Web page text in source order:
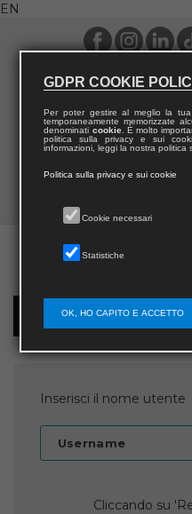
EN
Password recovery
Inserisci il nome utente
Username
Cliccando su
GDPR COOKIE
Per poter gestire al meglio la
temporaneamente memorizzate
denominati cookie. È molto
politica sulla privacy e sui
informazioni, leggi la nostra politica
Politica sulla privacy e sui cookie
Cookie necessari
Statistiche
OK, HO CAPITO E ACCETTO